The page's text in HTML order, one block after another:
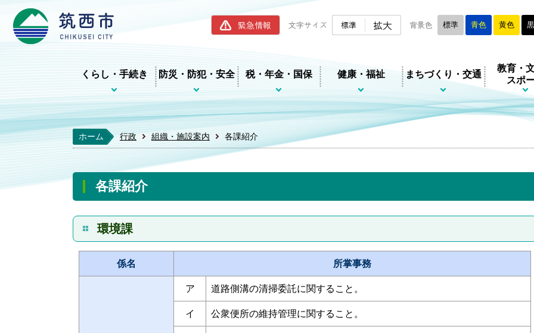
筑西市ホームページ
緊急情報 文字サイズ 標準 拡大 背景色 標準 青色 黄色
くらし・手続き 防災・防犯・安全 税・年金・国保 健康・福祉 まちづくり・交通
教育・
スポ
ホーム 行政 組織・施設案内 各課紹介
各課紹介
環境課
係名 所掌事務
ア 道路側溝の清掃委託に関すること。
イ 公衆便所の維持管理に関すること。